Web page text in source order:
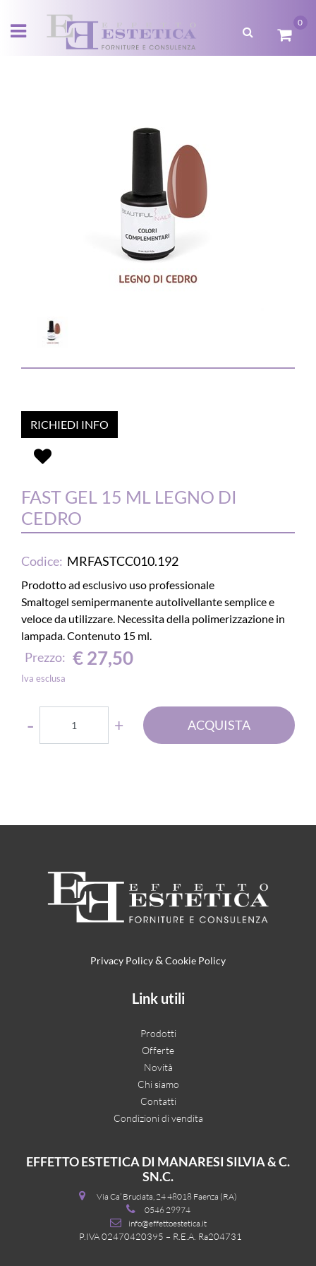
Open menu
0
RICHIEDI INFO
FAST GEL 15 ML LEGNO DI
CEDRO
Codice: MRFASTCC010.192
Prodotto ad esclusivo uso professionale
Smaltogel semipermanente autolivellante semplice e
veloce da utilizzare. Necessita della polimerizzazione in
lampada. Contenuto 15 ml.
Prezzo: € 27,50
Iva esclusa
Quantità
ACQUISTA
Privacy Policy& Cookie Policy
Link utili
Prodotti
Offerte
Novità
Chi siamo
Contatti
Condizioni di vendita
EFFETTO ESTETICA DI MANARESI SILVIA & C.
SN.C.
Via Ca’ Bruciata, 24 48018 Faenza (RA)
0546 29974
info@effettoestetica.it
P.IVA 02470420395 – R.E.A. Ra204731